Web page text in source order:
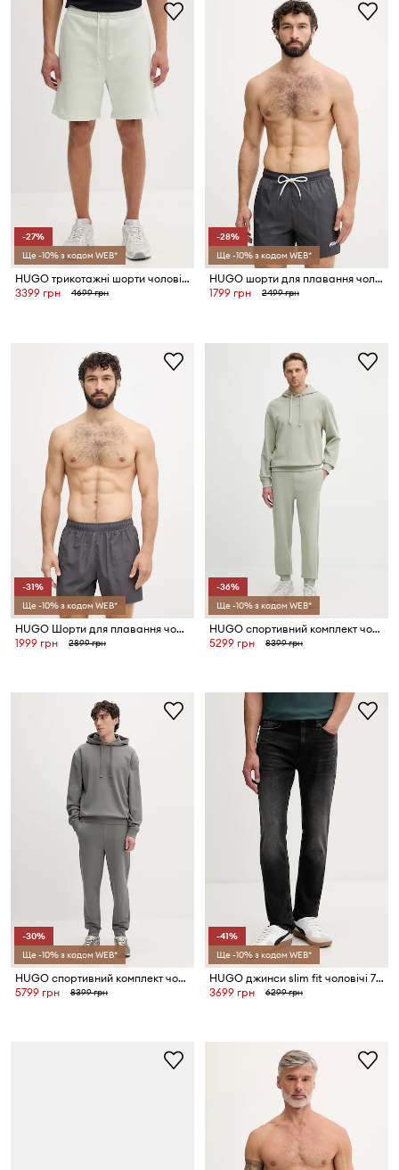
-27%
Ще -10% з кодом WEB*
HUGO трикотажні шорти чоловічі бавовняні Daronso
3399 грн
4699 грн
-28%
Ще -10% з кодом WEB*
HUGO шорти для плавання чоловічі HAITI
1799 грн
2499 грн
-31%
Ще -10% з кодом WEB*
HUGO Шорти для плавання чоловічі TONAL_LOGO
1999 грн
2899 грн
-36%
Ще -10% з кодом WEB*
HUGO спортивний комплект чоловічий бавовняний DapoDayote
5299 грн
8399 грн
-30%
Ще -10% з кодом WEB*
HUGO спортивний комплект чоловічий бавовняний DapoDayote
5799 грн
8399 грн
-41%
Ще -10% з кодом WEB*
HUGO джинси slim fit чоловічі 708
3699 грн
6299 грн